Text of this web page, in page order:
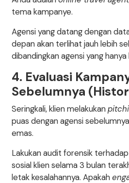
tema kampanye.
Agensi yang datang dengan
depan akan terlihat jauh lebih
dibandingkan agensi yang
4. Evaluasi
Sebelumnya
Seringkali, klien melakukan
puas dengan agensi
emas.
Lakukan audit forensik
sosial klien selama 3 bulan
letak kesalahannya. Apakah